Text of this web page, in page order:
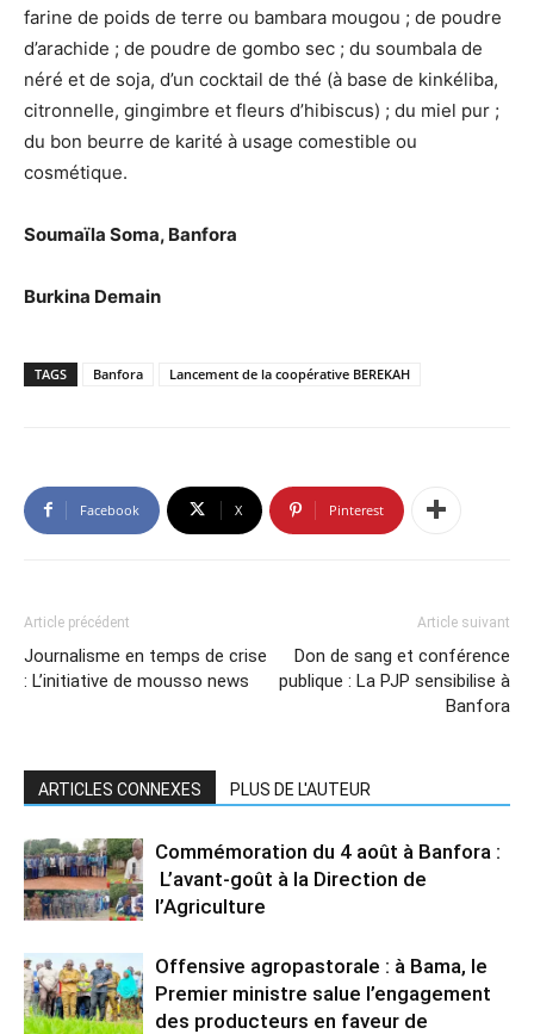
farine de poids de terre ou bambara mougou ; de poudre
d’arachide ; de poudre de gombo sec ; du soumbala de
néré et de soja, d’un cocktail de thé (à base de kinkéliba,
citronnelle, gingimbre et fleurs d’hibiscus) ; du miel pur ;
du bon beurre de karité à usage comestible ou
cosmétique.
Soumaïla Soma, Banfora
Burkina Demain
TAGS Banfora Lancement de la coopérative BEREKAH
Facebook X Pinterest
Article précédent
Journalisme en temps de crise
: L’initiative de mousso news
Article suivant
Don de sang et conférence
publique : La PJP sensibilise à
Banfora
ARTICLES CONNEXES PLUS DE L'AUTEUR
Commémoration du 4 août à Banfora :
L’avant-goût à la Direction de
l’Agriculture
Offensive agropastorale : à Bama, le
Premier ministre salue l’engagement
des producteurs en faveur de